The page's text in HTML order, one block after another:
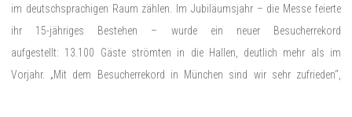
im deutschsprachigen Raum zählen. Im Jubiläumsjahr – die Messe feierte
ihr 15-jähriges Bestehen – wurde ein neuer Besucherrekord
aufgestellt: 13.100 Gäste strömten in die Hallen, deutlich mehr als im
Vorjahr. „Mit dem Besucherrekord in München sind wir sehr zufrieden“,